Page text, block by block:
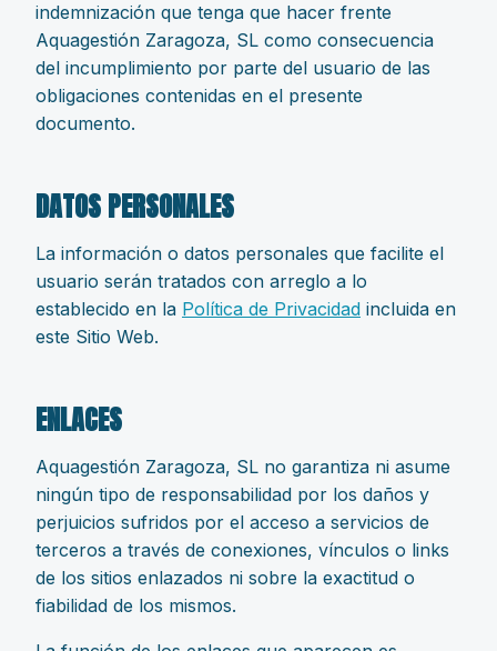
indemnización que tenga que hacer frente
Aquagestión Zaragoza, SL como consecuencia
del incumplimiento por parte del usuario de las
obligaciones contenidas en el presente
documento.
DATOS PERSONALES
La información o datos personales que facilite el
usuario serán tratados con arreglo a lo
establecido en la Política de Privacidad incluida en
este Sitio Web.
ENLACES
Aquagestión Zaragoza, SL no garantiza ni asume
ningún tipo de responsabilidad por los daños y
perjuicios sufridos por el acceso a servicios de
terceros a través de conexiones, vínculos o links
de los sitios enlazados ni sobre la exactitud o
fiabilidad de los mismos.